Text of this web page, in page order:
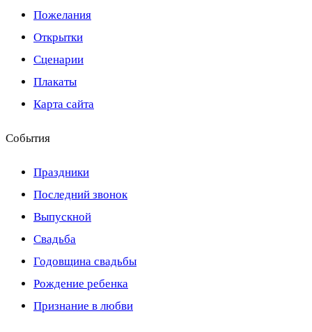
Пожелания
Открытки
Сценарии
Плакаты
Карта сайта
События
Праздники
Последний звонок
Выпускной
Свадьба
Годовщина свадьбы
Рождение ребенка
Признание в любви